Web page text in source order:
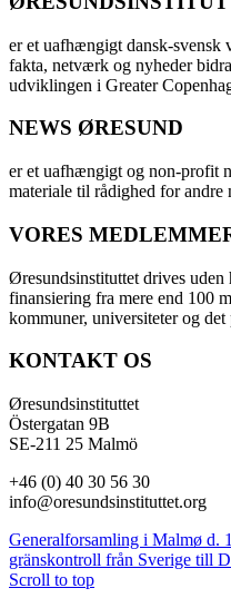
er et uafhængigt dansk-svensk
fakta, netværk og nyheder
udviklingen i Greater
NEWS ØRESUND
er et uafhængigt og non-profit
materiale til rådighed for andre
VORES
Øresundsinstituttet drives uden
finansiering fra mere end 100
kommuner, universiteter og
KONTAKT OS
Øresundsinstituttet
Östergatan 9B
SE-211 25 Malmö
+46 (0) 40 30 56 30
info@oresundsinstituttet.org
Generalforsamling i Malmø d.
gränskontroll från Sverige till
Scroll to top